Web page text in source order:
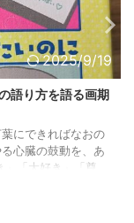
こんにちは、しょ
Chute Cloud』を
がする！」 という